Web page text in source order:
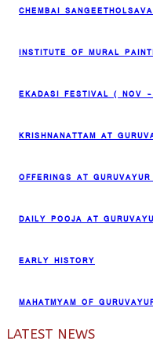
CHEMBAI
INSTITUTE OF MURAL
EKADASI FESTIVAL ( NOV
KRISHNANATTAM AT
OFFERINGS AT GURUVAYUR
DAILY POOJA AT
EARLY HISTORY
MAHATMYAM OF
LATEST NEWS